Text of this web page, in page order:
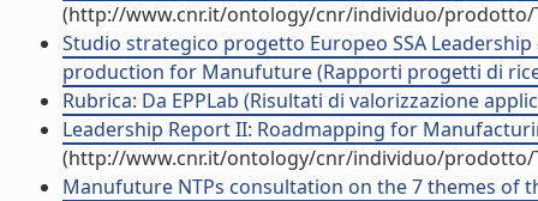
(http://www.cnr.it/ontology/cnr/individuo/prodotto/
Studio strategico progetto Europeo SSA
production for Manufuture (Rapporti progetti di
Rubrica: Da EPPLab (Risultati di valorizzazione
Leadership Report II: Roadmapping for
(http://www.cnr.it/ontology/cnr/individuo/prodotto/
Manufuture NTPs consultation on the 7 themes of